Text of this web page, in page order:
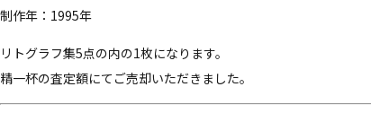
制作年：1995年
リトグラフ集5点の内の1枚になります。
精一杯の査定額にてご売却いただきました。